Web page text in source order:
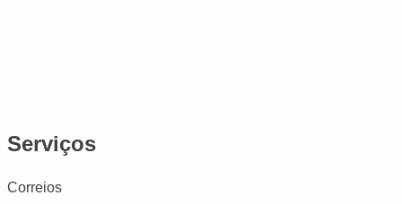
Serviços
Correios